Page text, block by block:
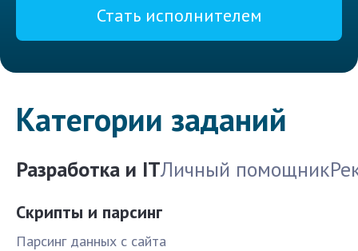
Стать исполнителем
Категории заданий
Разработка и ITЛичный помощник
Скрипты и парсинг
Парсинг данных с сайта